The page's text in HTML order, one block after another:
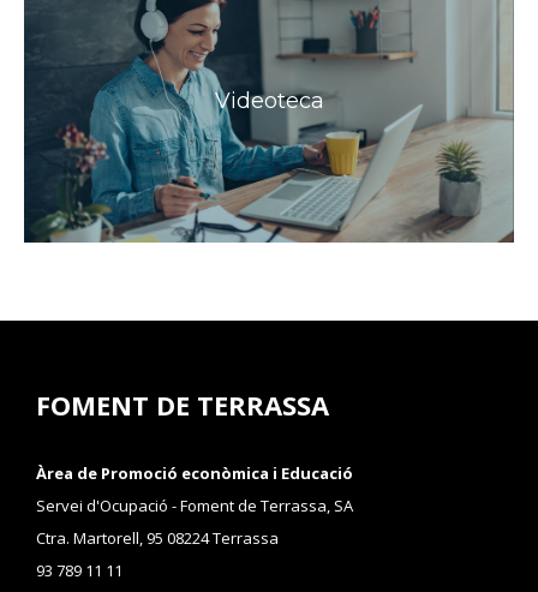
Videoteca
FOMENT DE TERRASSA
Àrea de Promoció econòmica i Educació
Servei d'Ocupació - Foment de Terrassa, SA
Ctra. Martorell, 95 08224 Terrassa
93 789 11 11